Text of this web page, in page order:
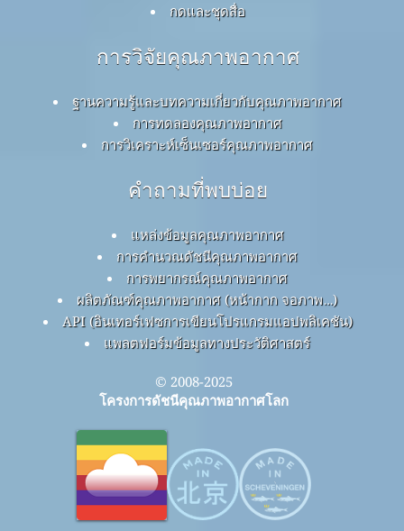
กดและชุดสื่อ
การวิจัยคุณภาพอากาศ
ฐานความรู้และบทความเกี่ยวกับคุณภาพอากาศ
การทดลองคุณภาพอากาศ
การวิเคราะห์เซ็นเซอร์คุณภาพอากาศ
คำถามที่พบบ่อย
แหล่งข้อมูลคุณภาพอากาศ
การคำนวณดัชนีคุณภาพอากาศ
การพยากรณ์คุณภาพอากาศ
ผลิตภัณฑ์คุณภาพอากาศ (หน้ากาก จอภาพ…)
API (อินเทอร์เฟซการเขียนโปรแกรมแอปพลิเคชัน)
แพลตฟอร์มข้อมูลทางประวัติศาสตร์
© 2008-2025
โครงการดัชนีคุณภาพอากาศโลก